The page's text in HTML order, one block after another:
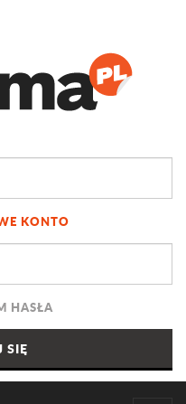
KONTO
HASŁA